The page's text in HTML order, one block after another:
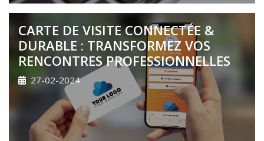
CARTE DE VISITE CONNECTÉE &
DURABLE : TRANSFORMEZ VOS
RENCONTRES PROFESSIONNELLES
27-02-2024